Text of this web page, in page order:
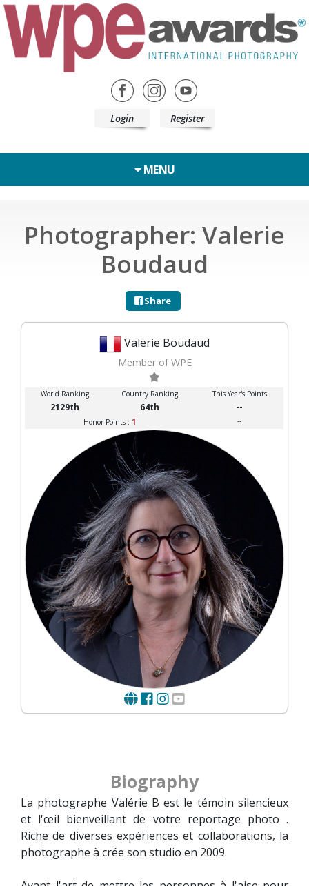
Login Register
MENU
Photographer: Valerie
Boudaud
Share
Valerie Boudaud
Member of WPE
World Ranking Country Ranking This Year's Points
2129th 64th --
Honor Points : 1 --
Biography
La photographe Valérie B est le témoin silencieux
et l'œil bienveillant de votre reportage photo .
Riche de diverses expériences et collaborations, la
photographe à crée son studio en 2009.